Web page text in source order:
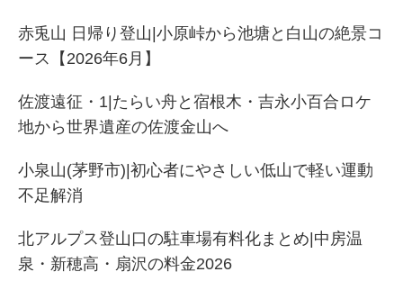
赤兎山 日帰り登山|小原峠から池塘と白山の絶景コ
ース【2026年6月】
佐渡遠征・1|たらい舟と宿根木・吉永小百合ロケ
地から世界遺産の佐渡金山へ
小泉山(茅野市)|初心者にやさしい低山で軽い運動
不足解消
北アルプス登山口の駐車場有料化まとめ|中房温
泉・新穂高・扇沢の料金2026